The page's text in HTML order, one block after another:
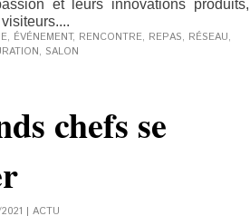
et leurs innovations produits,
, ÉVÉNEMENT, RENCONTRE, REPAS, RÉSEAU,
, SALON
chefs se
| ACTU